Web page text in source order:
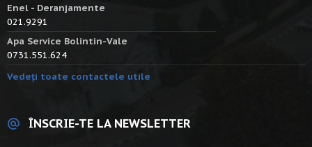
Enel - Deranjamente
021.9291
Apa Service Bolintin-Vale
0731.551.624
Vedeți toate contactele utile
ÎNSCRIE-TE LA NEWSLETTER